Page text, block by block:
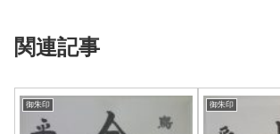
関連記事
御朱印 御朱印